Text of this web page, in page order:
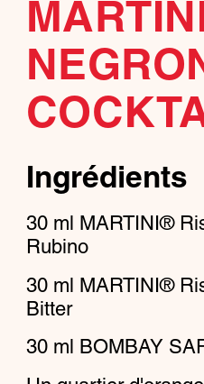
Ingrédients
30 ml MARTINI®
Rubino
30 ml MARTINI®
Bitter
30 ml BOMBAY